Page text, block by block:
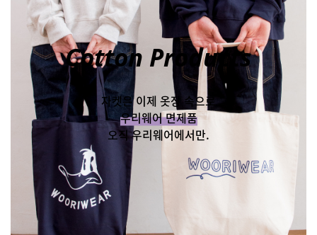
Cotton Products
자켓은 이제 옷장 속으로
우리웨어 면제품
오직 우리웨어에서만.